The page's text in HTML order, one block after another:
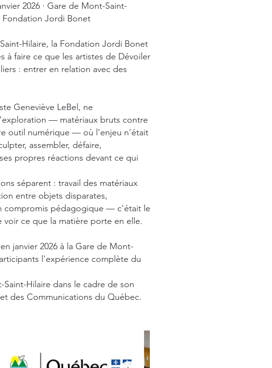
2026 · Gare de Mont-Saint-
Fondation Jordi Bonet
Hilaire, la Fondation Jordi Bonet
à faire ce que les artistes de Dévoiler
: entrer en relation avec des
Geneviève LeBel, ne
— matériaux bruts contre
outil numérique — où l'enjeu n'était
assembler, défaire,
propres réactions devant ce qui
séparent : travail des matériaux
entre objets disparates,
compromis pédagogique — c'était le
ce que la matière porte en elle.
janvier 2026 à la Gare de Mont-
l'expérience complète du
Hilaire dans le cadre de son
des Communications du Québec.